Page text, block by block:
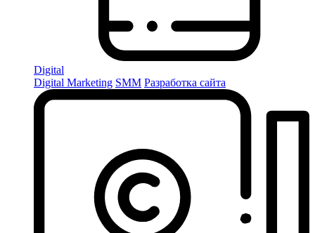
Digital
Digital Marketing SMM Разработка сайта